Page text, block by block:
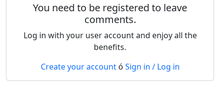
You need to be registered to leave
comments.
Log in with your user account and enjoy all the
benefits.
Create your account ó Sign in / Log in